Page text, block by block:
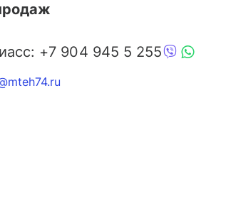
+7 904 945 5 255